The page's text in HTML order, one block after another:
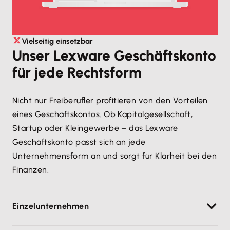
Vielseitig einsetzbar
Unser Lexware Geschäftskonto
für jede Rechtsform
Nicht nur Freiberufler profitieren von den Vorteilen
eines Geschäftskontos. Ob Kapitalgesellschaft,
Startup oder Kleingewerbe – das Lexware
Geschäftskonto passt sich an jede
Unternehmensform an und sorgt für Klarheit bei den
Finanzen.
Einzelunternehmen